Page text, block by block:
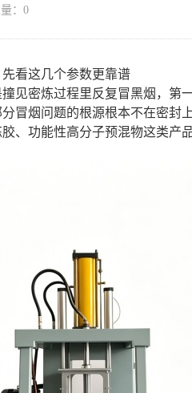
： 0
看这几个参数更靠谱
见密炼过程里反复冒黑烟，
冒烟问题的根源根本不在密
、功能性高分子预混物这类